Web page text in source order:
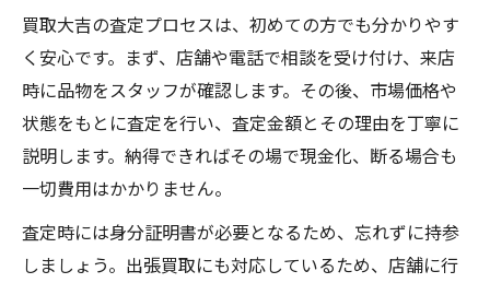
買取大吉の査定プロセスは、初めての方でも分かりやす
く安心です。まず、店舗や電話で相談を受け付け、来店
時に品物をスタッフが確認します。その後、市場価格や
状態をもとに査定を行い、査定金額とその理由を丁寧に
説明します。納得できればその場で現金化、断る場合も
一切費用はかかりません。
査定時には身分証明書が必要となるため、忘れずに持参
しましょう。出張買取にも対応しているため、店舗に行